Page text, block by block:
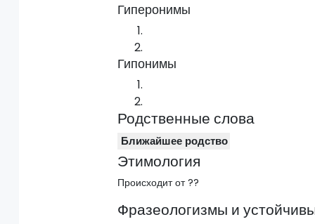
Гиперонимы
Гипонимы
Родственные слова
Ближайшее родство
Этимология
Происходит от ??
Фразеологизмы и